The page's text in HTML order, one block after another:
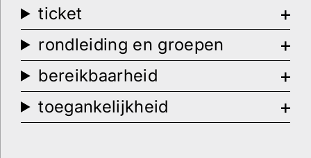
ticket
rondleiding en groepen
bereikbaarheid
toegankelijkheid